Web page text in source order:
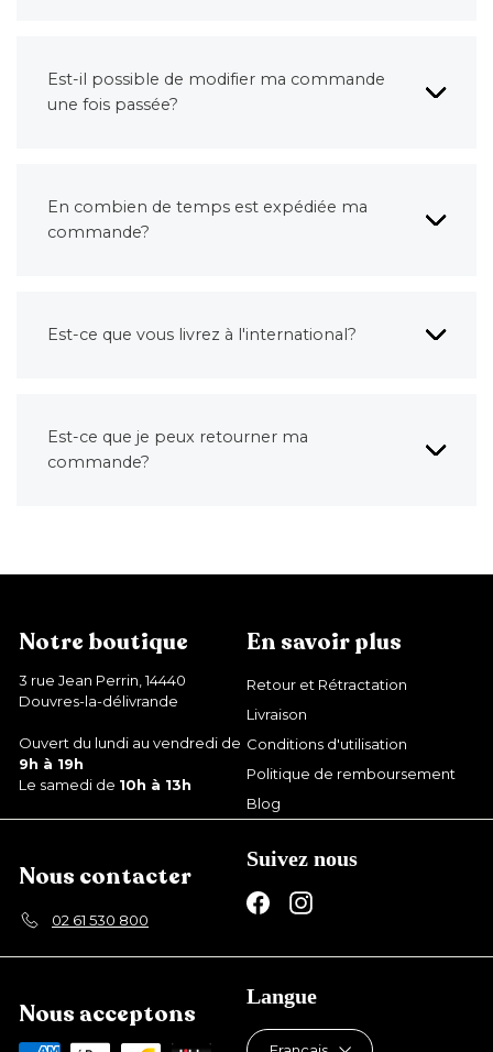
Est-il possible de modifier ma commande
une fois passée?
En combien de temps est expédiée ma
commande?
Est-ce que vous livrez à l'international?
Est-ce que je peux retourner ma
commande?
Notre boutique
3 rue Jean Perrin, 14440
Douvres-la-délivrande
Ouvert du lundi au vendredi de
9h à 19h
Le samedi de 10h à 13h
En savoir plus
Retour et Rétractation
Livraison
Conditions d'utilisation
Politique de remboursement
Blog
Nous contacter
02 61 530 800
Suivez nous
FacebookInstagram
Nous acceptons
Langue